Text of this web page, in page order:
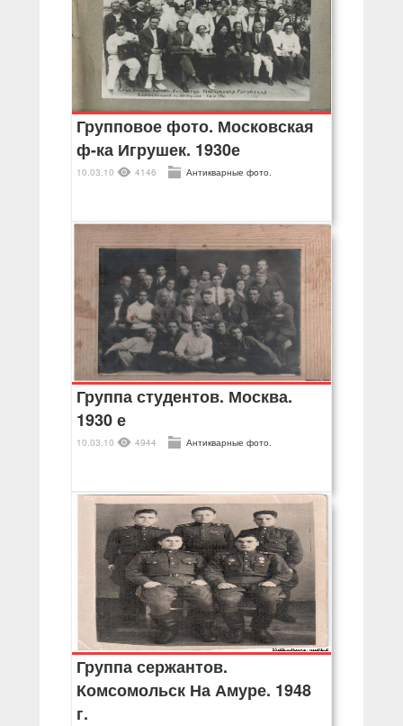
Групповое фото. Московская
ф-ка Игрушек. 1930е
10.03.10 4146 Антикварные фото.
Группа студентов. Москва.
1930 е
10.03.10 4944 Антикварные фото.
Группа сержантов.
Комсомольск На Амуре. 1948
г.